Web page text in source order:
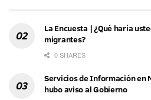
La Encuesta | ¿Qué haría
migrantes?
0 SHARES
Servicios de Información en
hubo aviso al Gobierno